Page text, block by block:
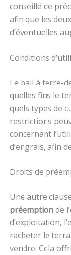
conseillé de
afin que les
d’éventuelles
Conditions
Le bail à terre-
quelles fins le
quels types de
restrictions
concernant
d’engrais, afin
Droits de
Une autre
préemptionde
d’exploitation,
racheter le
vendre. Cela